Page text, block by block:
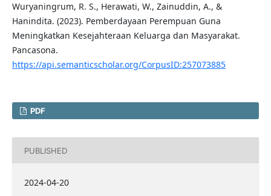
Wuryaningrum, R. S., Herawati, W., Zainuddin, A., &
Hanindita. (2023). Pemberdayaan Perempuan Guna
Meningkatkan Kesejahteraan Keluarga dan Masyarakat.
Pancasona.
https://api.semanticscholar.org/CorpusID:257073885
PDF
PUBLISHED
2024-04-20